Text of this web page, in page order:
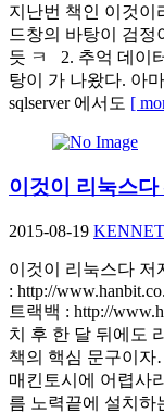
지난번 책인 이것이
드창의 바탕이 검정
듯 ㅋ 2. 추억 데이
탕이 가 나왔다. 아
sqlserver 에서도 [
이것이 리눅스
2015-08-19
이것이 리눅스다 저
: http://
트랙백 : http://
치 후 한 달 뒤에도
책의 핵심 문구이자
매킨토시에 어렵사
름 노력끝에 설치하